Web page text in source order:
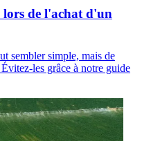
lors de l'achat d'un
sembler simple, mais de
les grâce à notre guide